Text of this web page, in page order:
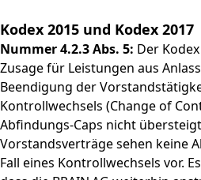
Kodex 2015 und Kodex 2017
Nummer 4.2.3 Abs. 5: Der
Zusage für Leistungen aus
Beendigung der
Kontrollwechsels (Change of
Abfindungs-Caps nicht
Vorstandsverträge sehen keine
Fall eines Kontrollwechsels vor.